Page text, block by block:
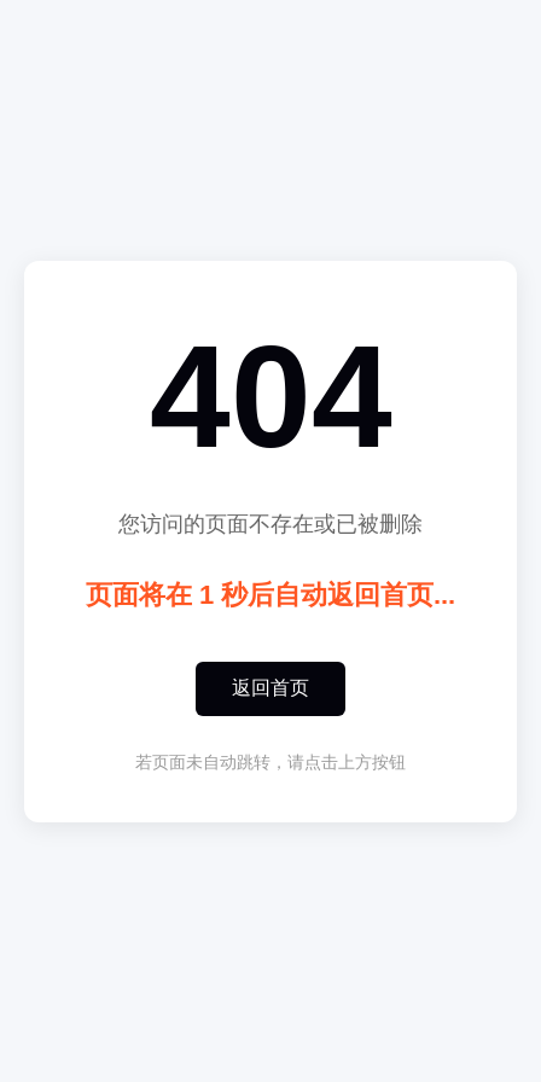
404
您访问的页面不存在或已被删除
页面将在 1 秒后自动返回首页...
返回首页
若页面未自动跳转，请点击上方按钮